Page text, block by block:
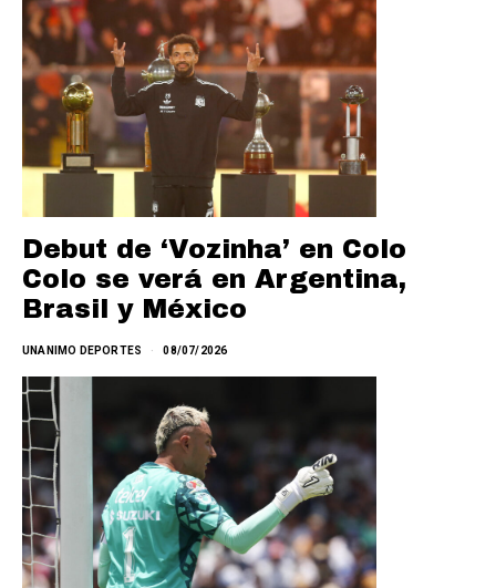
Debut de ‘Vozinha’ en Colo
Colo se verá en Argentina,
Brasil y México
UNANIMO DEPORTES 08/07/2026